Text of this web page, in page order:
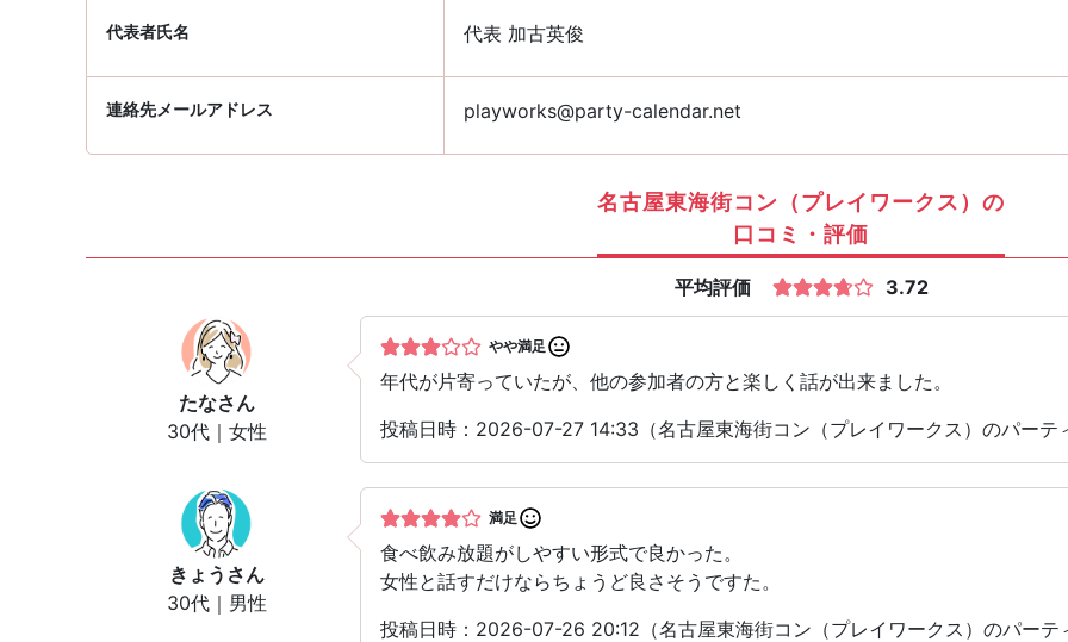
代表者氏名 代表 加古英俊
連絡先メールアドレス playworks@party-calendar.net
名古屋東海街コン（プレイワークス）の
口コミ・評価
平均評価 3.72
たなさん
30代｜女性
やや満足
年代が片寄っていたが、他の参加者の方と楽しく話が出来ました。
投稿日時：2026-07-27 14:33（名古屋東海街コン（プレイワークス）のパーテ
きょう さん
30代｜男性
満足
食べ飲み放題がしやすい形式で良かった。
女性と話すだけならちょうど良さそうですた。
投稿日時：2026-07-26 20:12（名古屋東海街コン（プレイワークス）のパーテ